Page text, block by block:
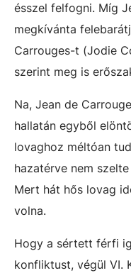
ésszel felfogni. Míg
megkívánta
Carrouges-t (Jodie
szerint meg is
Na, Jean de
hallatán egyből
lovaghoz méltóan
hazatérve nem
Mert hát hős lovag
volna.
Hogy a sértett férfi
konfliktust, végül VI.